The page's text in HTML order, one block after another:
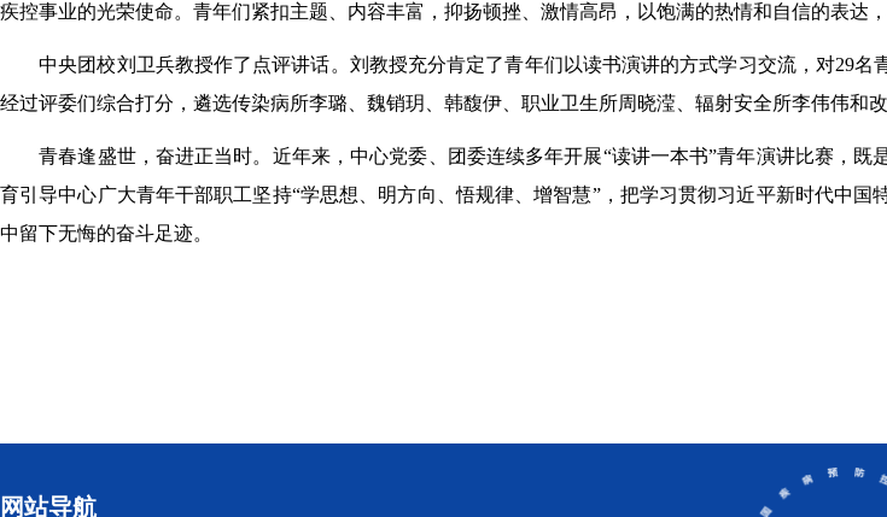
疾控事业的光荣使命。青年们紧扣主题、内容丰富，抑扬顿挫、激情高昂，以饱满的热情和自信的表
中央团校刘卫兵教授作了点评讲话。刘教授充分肯定了青年们以读书演讲的方式学习交流，对29
经过评委们综合打分，遴选传染病所李璐、魏销玥、韩馥伊、职业卫生所周晓滢、辐射安全所李伟伟和
青春逢盛世，奋进正当时。近年来，中心党委、团委连续多年开展“读讲一本书”青年演讲比赛，
育引导中心广大青年干部职工坚持“学思想、明方向、悟规律、增智慧”，把学习贯彻习近平新时代中
中留下无悔的奋斗足迹。
网站导航